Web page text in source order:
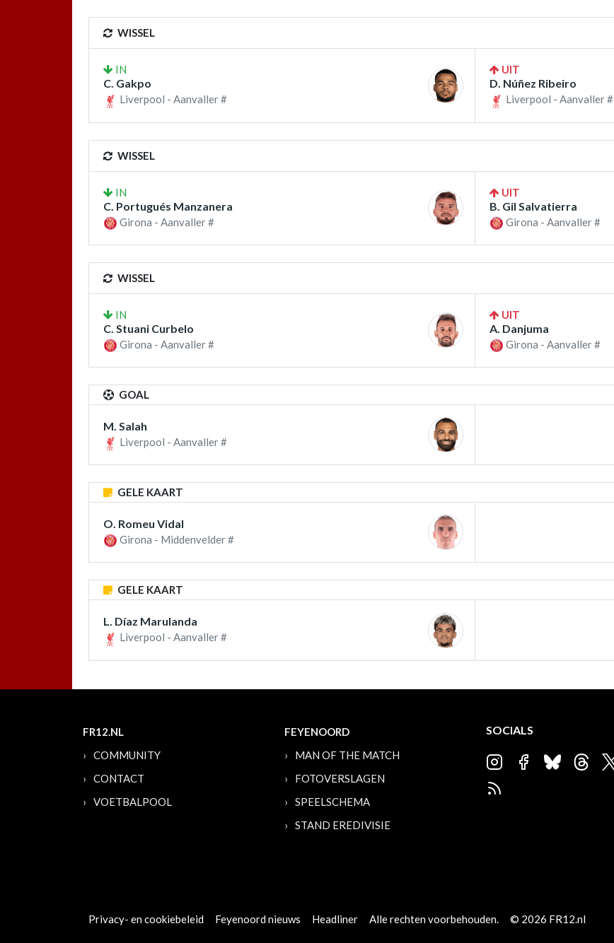
WISSEL
IN
C. Gakpo
Liverpool - Aanvaller #
UIT
D. Núñez Ribeiro
Liverpool - Aanvaller #
WISSEL
IN
C. Portugués Manzanera
Girona - Aanvaller #
UIT
B. Gil Salvatierra
Girona - Aanvaller #
WISSEL
IN
C. Stuani Curbelo
Girona - Aanvaller #
UIT
A. Danjuma
Girona - Aanvaller #
GOAL
M. Salah
Liverpool - Aanvaller #
GELE KAART
O. Romeu Vidal
Girona - Middenvelder #
GELE KAART
L. Díaz Marulanda
Liverpool - Aanvaller #
FR12.NL
COMMUNITY
CONTACT
VOETBALPOOL
FEYENOORD
MAN OF THE MATCH
FOTOVERSLAGEN
SPEELSCHEMA
STAND EREDIVISIE
SOCIALS
Privacy- en cookiebeleid Feyenoord nieuws Headliner Alle rechten voorbehouden. © 2026 FR12.nl